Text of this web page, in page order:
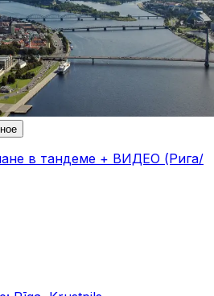
в тандеме + ВИДЕО (Рига/